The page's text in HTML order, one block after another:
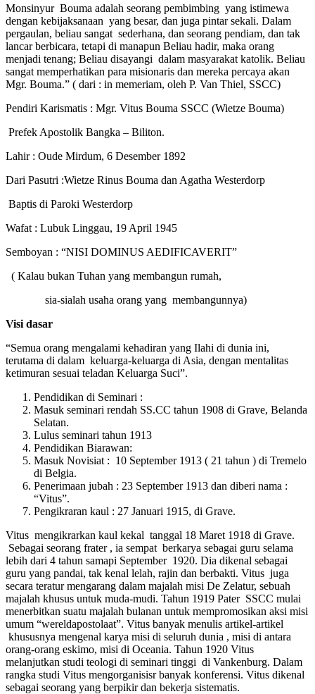
Monsinyur Bouma adalah seorang pembimbing yang istimewa
dengan kebijaksanaan yang besar, dan juga pintar sekali. Dalam
pergaulan, beliau sangat sederhana, dan seorang pendiam, dan tak
lancar berbicara, tetapi di manapun Beliau hadir, maka orang
menjadi tenang; Beliau disayangi dalam masyarakat katolik. Beliau
sangat memperhatikan para misionaris dan mereka percaya akan
Mgr. Bouma.” ( dari : in memeriam, oleh P. Van Thiel, SSCC)
Pendiri Karismatis : Mgr. Vitus Bouma SSCC (Wietze Bouma)
Prefek Apostolik Bangka – Biliton.
Lahir : Oude Mirdum, 6 Desember 1892
Dari Pasutri :Wietze Rinus Bouma dan Agatha Westerdorp
Baptis di Paroki Westerdorp
Wafat : Lubuk Linggau, 19 April 1945
Semboyan : “NISI DOMINUS AEDIFICAVERIT”
( Kalau bukan Tuhan yang membangun rumah,
sia-sialah usaha orang yang membangunnya)
Visi dasar
“Semua orang mengalami kehadiran yang Ilahi di dunia ini,
terutama di dalam keluarga-keluarga di Asia, dengan mentalitas
ketimuran sesuai teladan Keluarga Suci”.
Pendidikan di Seminari :
Masuk seminari rendah SS.CC tahun 1908 di Grave, Belanda
Selatan.
Lulus seminari tahun 1913
Pendidikan Biarawan:
Masuk Novisiat : 10 September 1913 ( 21 tahun ) di Tremelo
di Belgia.
Penerimaan jubah : 23 September 1913 dan diberi nama :
“Vitus”.
Pengikraran kaul : 27 Januari 1915, di Grave.
Vitus mengikrarkan kaul kekal tanggal 18 Maret 1918 di Grave.
Sebagai seorang frater , ia sempat berkarya sebagai guru selama
lebih dari 4 tahun samapi September 1920. Dia dikenal sebagai
guru yang pandai, tak kenal lelah, rajin dan berbakti. Vitus juga
secara teratur mengarang dalam majalah misi De Zelatur, sebuah
majalah khusus untuk muda-mudi. Tahun 1919 Pater SSCC mulai
menerbitkan suatu majalah bulanan untuk mempromosikan aksi misi
umum “wereldapostolaat”. Vitus banyak menulis artikel-artikel
khususnya mengenal karya misi di seluruh dunia , misi di antara
orang-orang eskimo, misi di Oceania. Tahun 1920 Vitus
melanjutkan studi teologi di seminari tinggi di Vankenburg. Dalam
rangka studi Vitus mengorganisisr banyak konferensi. Vitus dikenal
sebagai seorang yang berpikir dan bekerja sistematis.